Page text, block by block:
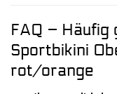
FAQ –
Sportbikini
rot/orange